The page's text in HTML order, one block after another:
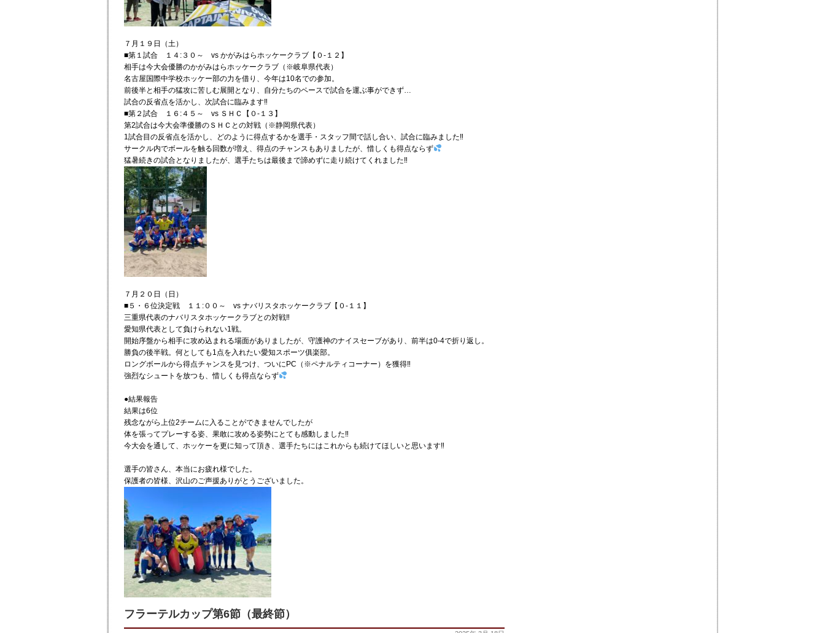
７月１９日（土）
■第１試合 １４:３０～ vs かがみはらホッケークラブ【０-１２】
相手は今大会優勝のかがみはらホッケークラブ（※岐阜県代表）
名古屋国際中学校ホッケー部の力を借り、今年は10名での参加。
前後半と相手の猛攻に苦しむ展開となり、自分たちのペースで試合を運ぶ事ができず…
試合の反省点を活かし、次試合に臨みます‼
■第２試合 １６:４５～ vs ＳＨＣ【０-１３】
第2試合は今大会準優勝のＳＨＣとの対戦（※静岡県代表）
1試合目の反省点を活かし、どのように得点するかを選手・スタッフ間で話し合い、試合に臨みました‼
サークル内でボールを触る回数が増え、得点のチャンスもありましたが、惜しくも得点ならず
猛暑続きの試合となりましたが、選手たちは最後まで諦めずに走り続けてくれました‼
７月２０日（日）
■５・６位決定戦 １１:００～ vs ナバリスタホッケークラブ【０-１１】
三重県代表のナバリスタホッケークラブとの対戦‼
愛知県代表として負けられない1戦。
開始序盤から相手に攻め込まれる場面がありましたが、守護神のナイスセーブがあり、前半は0-4で折り返し。
勝負の後半戦。何としても1点を入れたい愛知スポーツ俱楽部。
ロングボールから得点チャンスを見つけ、ついにPC（※ペナルティコーナー）を獲得‼
強烈なシュートを放つも、惜しくも得点ならず
●結果報告
結果は6位
残念ながら上位2チームに入ることができませんでしたが
体を張ってプレーする姿、果敢に攻める姿勢にとても感動しました‼
今大会を通して、ホッケーを更に知って頂き、選手たちにはこれからも続けてほしいと思います‼
選手の皆さん、本当にお疲れ様でした。
保護者の皆様、沢山のご声援ありがとうございました。
フラーテルカップ第6節（最終節）